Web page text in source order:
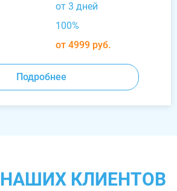
от 3 дней
100%
от 4999 руб.
Подробнее
КЛИЕНТОВ